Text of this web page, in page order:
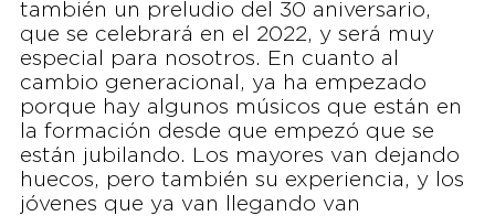
también un preludio del 30 aniversario,
que se celebrará en el 2022, y será muy
especial para nosotros. En cuanto al
cambio generacional, ya ha empezado
porque hay algunos músicos que están en
la formación desde que empezó que se
están jubilando. Los mayores van dejando
huecos, pero también su experiencia, y los
jóvenes que ya van llegando van